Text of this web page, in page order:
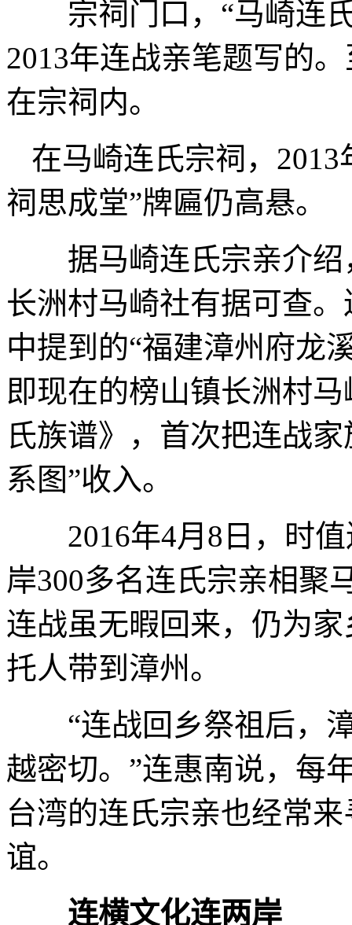
宗祠门口，“马崎连氏
2013年连战亲笔题写的
在宗祠内。
在马崎连氏宗祠，
祠思成堂”牌匾仍高悬
据马崎连氏宗亲介绍
长洲村马崎社有据可查
中提到的“福建漳州府龙
即现在的榜山镇长洲村
氏族谱》，首次把连战
系图”收入。
2016年4月8日，时值
岸300多名连氏宗亲相聚
连战虽无暇回来，仍为
托人带到漳州。
“连战回乡祭祖后，漳
越密切。”连惠南说，每
台湾的连氏宗亲也经常
谊。
连横文化连两岸